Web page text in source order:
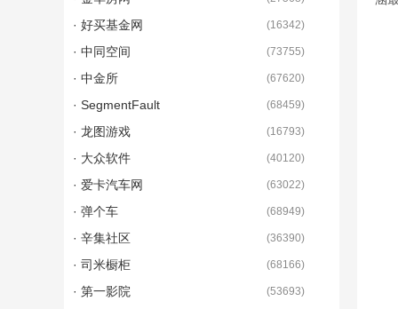
· 好买基金网 (16342)
· 中同空间 (73755)
· 中金所 (67620)
· SegmentFault (68459)
· 龙图游戏 (16793)
· 大众软件 (40120)
· 爱卡汽车网 (63022)
· 弹个车 (68949)
· 辛集社区 (36390)
· 司米橱柜 (68166)
· 第一影院 (53693)